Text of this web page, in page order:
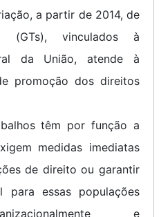
a partir de 2014, de
(GTs), vinculados à
da União, atende à
promoção dos direitos
têm por função a
medidas imediatas
de direito ou garantir
para essas populações
e